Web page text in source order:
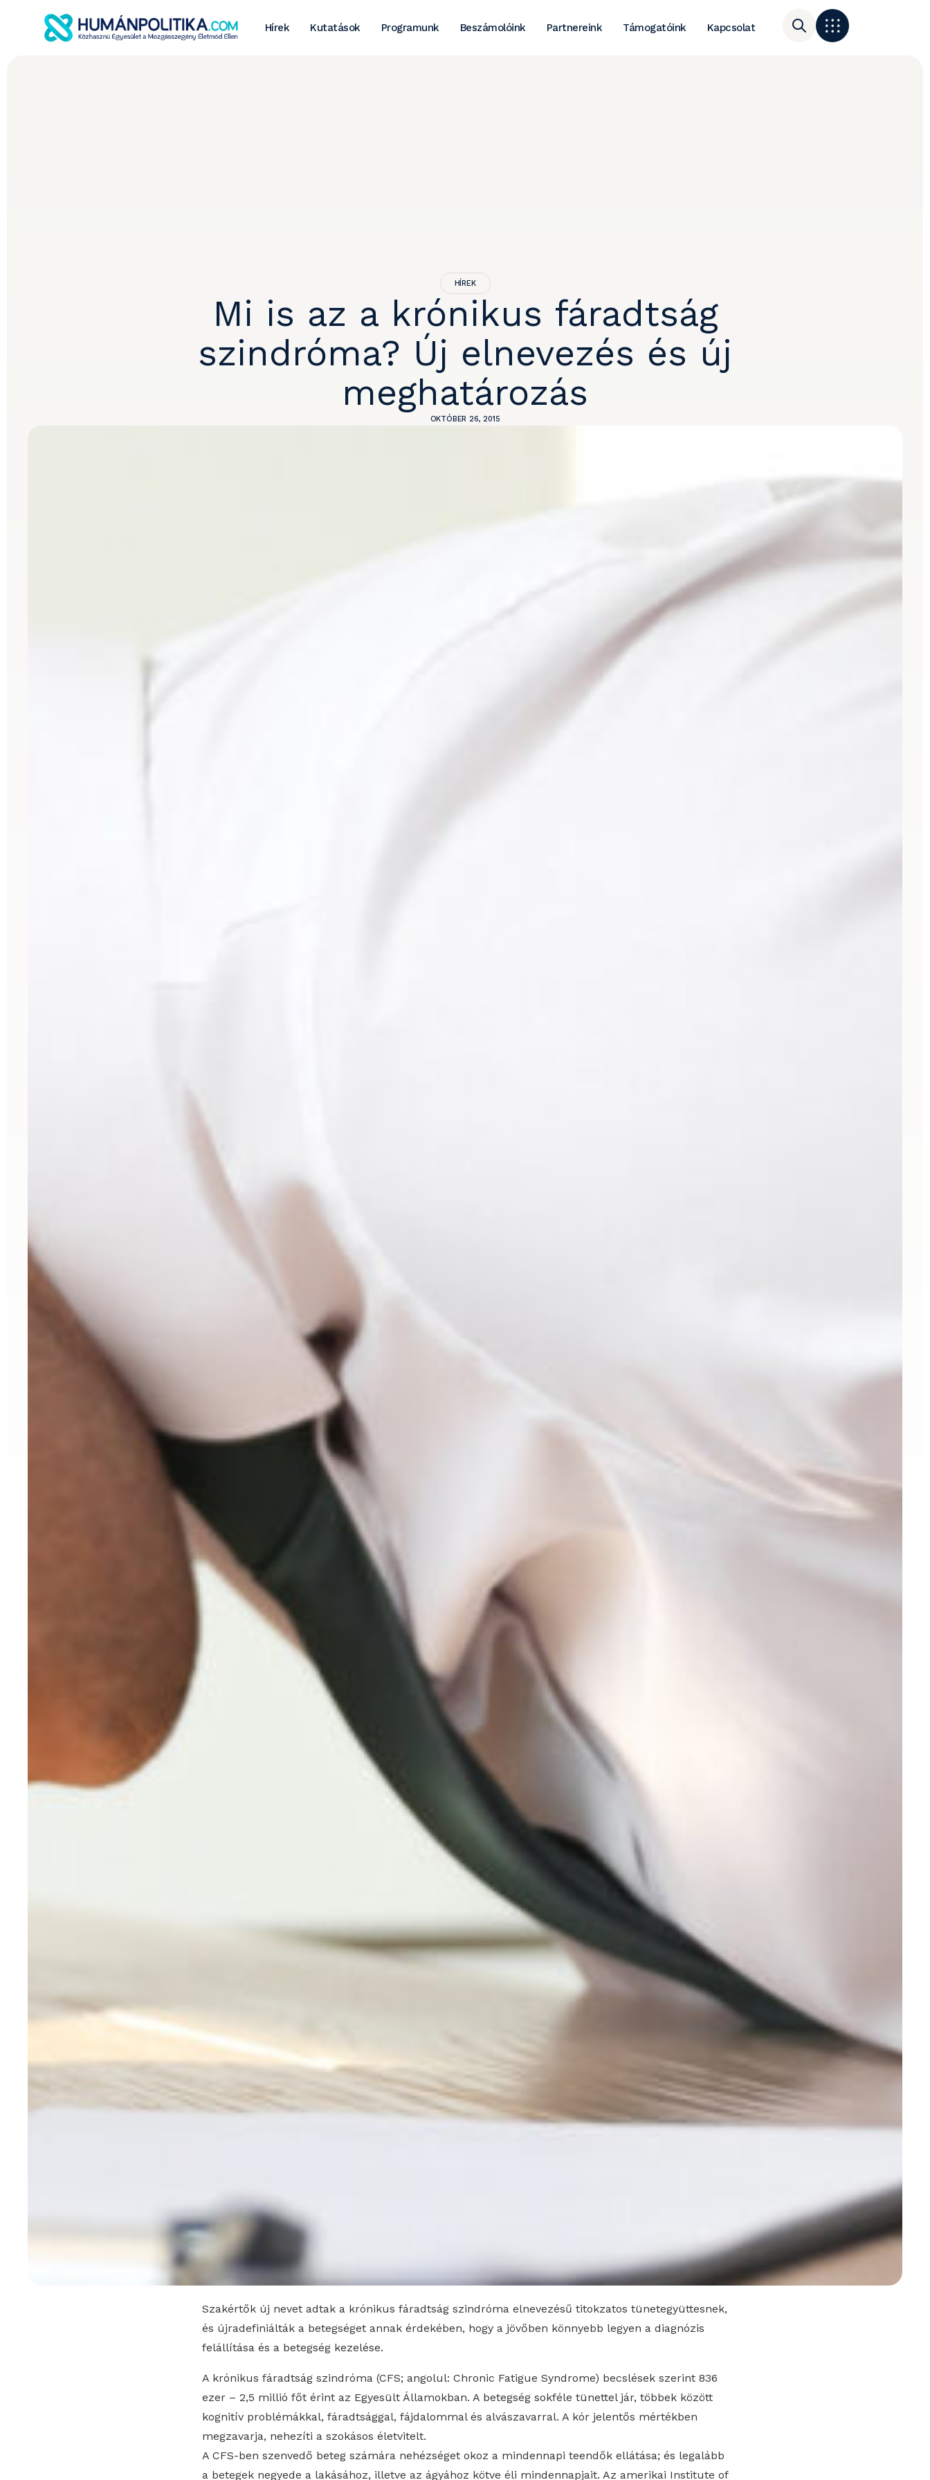
Hírek Kutatások Programunk Beszámolóink Partnereink Támogatóink Kapcsolat
HÍREK
Mi is az a krónikus fáradtság
szindróma? Új elnevezés és új
meghatározás
OKTÓBER 26, 2015
Szakértők új nevet adtak a krónikus fáradtság szindróma elnevezésű titokzatos tünetegyüttesnek,
és újradefiniálták a betegséget annak érdekében, hogy a jövőben könnyebb legyen a diagnózis
felállítása és a betegség kezelése.
A krónikus fáradtság szindróma (CFS; angolul: Chronic Fatigue Syndrome) becslések szerint 836
ezer – 2,5 millió főt érint az Egyesült Államokban. A betegség sokféle tünettel jár, többek között
kognitív problémákkal, fáradtsággal, fájdalommal és alvászavarral. A kór jelentős mértékben
megzavarja, nehezíti a szokásos életvitelt.
A CFS-ben szenvedő beteg számára nehézséget okoz a mindennapi teendők ellátása; és legalább
a betegek negyede a lakásához, illetve az ágyához kötve éli mindennapjait. Az amerikai Institute of